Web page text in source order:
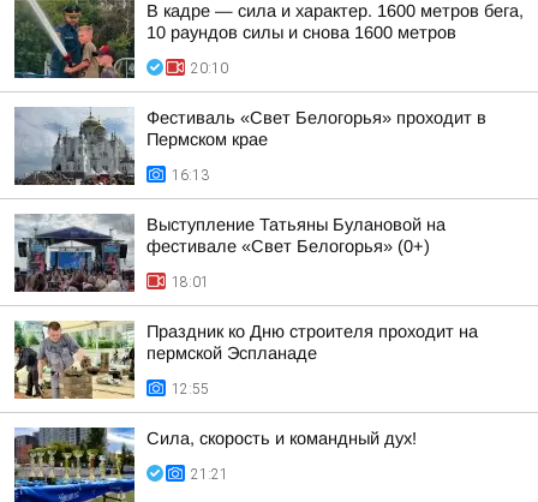
В кадре — сила и характер. 1600 метров бега,
10 раундов силы и снова 1600 метров
20:10
Фестиваль «Свет Белогорья» проходит в
Пермском крае
16:13
Выступление Татьяны Булановой на
фестивале «Свет Белогорья» (0+)
18:01
Праздник ко Дню строителя проходит на
пермской Эспланаде
12:55
Сила, скорость и командный дух!
21:21